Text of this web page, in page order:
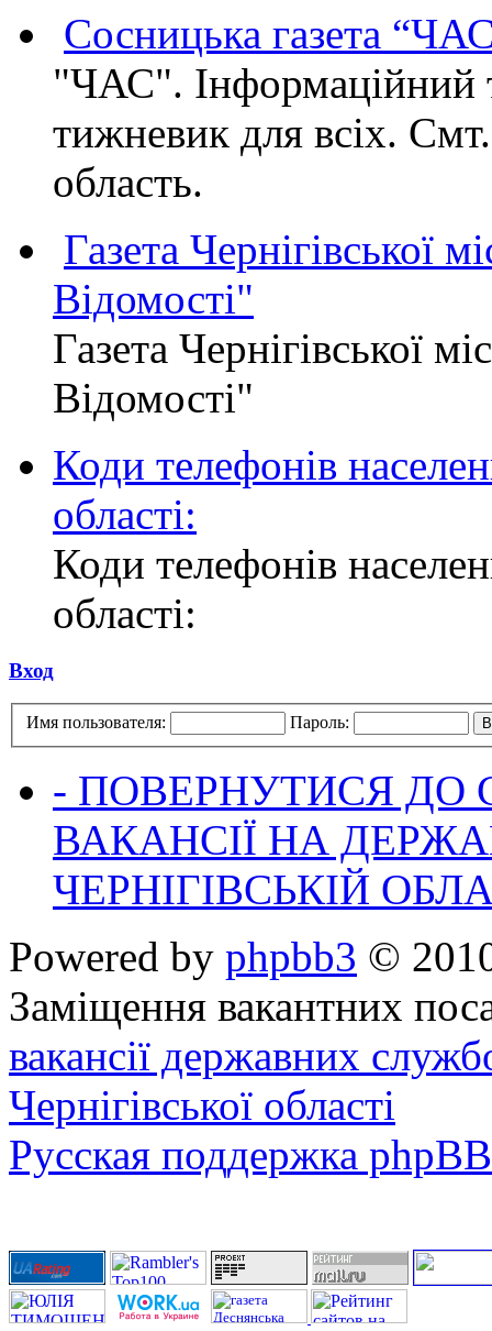
Сосницька газета
"ЧАС". Інформаційний
тижневик для всіх.
область.
Газета Чернігівської
Відомості"
Газета Чернігівської
Відомості"
Коди телефонів
області:
Коди телефонів
області:
Вход
Имя пользователя: Пароль:
- ПОВЕРНУТИСЯ ДО
ВАКАНСІЇ НА
ЧЕРНІГІВСЬКІЙ
Powered by phpbb3 ©
Заміщення вакантних
вакансії державних
Чернігівської області
Русская поддержка phpBB